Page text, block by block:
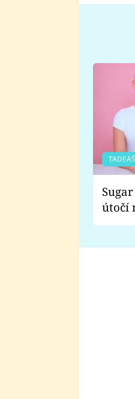
útočí
Proč